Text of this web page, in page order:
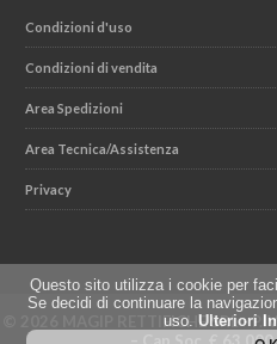
Condizioni d'uso
Condizioni di vendita
Area Spedizioni
Area Tecnica/Assistenza
Privacy
© 2026 MAGIP RETTIFICHE SRL -
Questo sito utilizza i cookie per
Se decidi di continuare la
uso. Ulteriori